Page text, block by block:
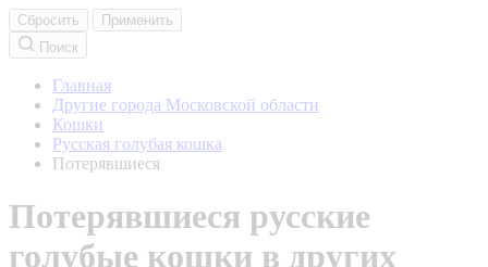
Сбросить
Применить
Поиск
Главная
Другие города Московской области
Кошки
Русская голубая кошка
Потерявшиеся
Потерявшиеся русские
голубые кошки в других